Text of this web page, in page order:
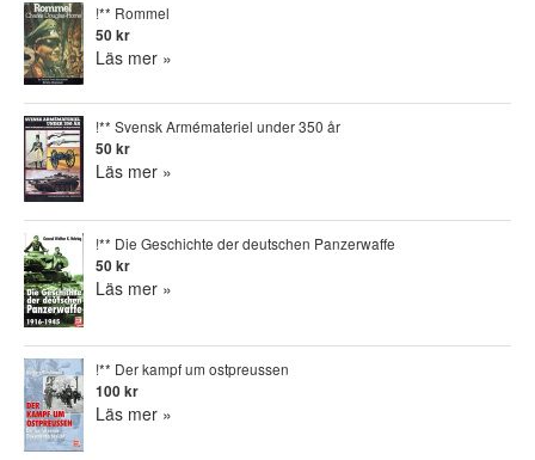
!** Rommel
50 kr
Läs mer »
!** Svensk Armémateriel under 350 år
50 kr
Läs mer »
!** Die Geschichte der deutschen Panzerwaffe
50 kr
Läs mer »
!** Der kampf um ostpreussen
100 kr
Läs mer »